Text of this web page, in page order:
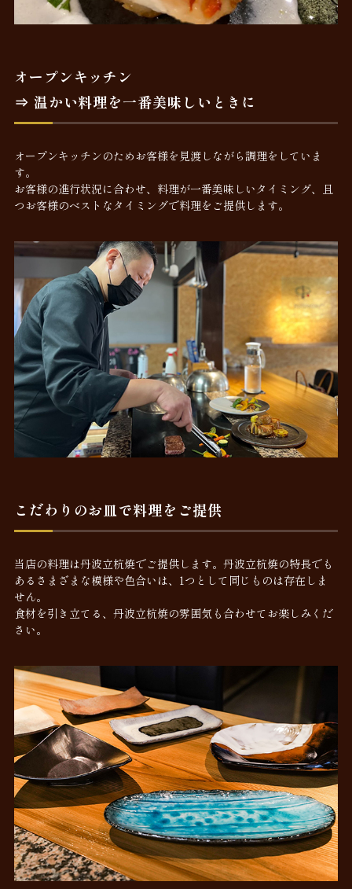
オープンキッチン
⇒ 温かい料理を一番美味しいときに
オープンキッチンのためお客様を見渡しながら調理をしていま
す。
お客様の進行状況に合わせ、料理が一番美味しいタイミング、且
つお客様のベストなタイミングで料理をご提供します。
こだわりのお皿で料理をご提供
当店の料理は丹波立杭焼でご提供します。丹波立杭焼の特長でも
あるさまざまな模様や色合いは、1つとして同じものは存在しま
せん。
食材を引き立てる、丹波立杭焼の雰囲気も合わせてお楽しみくだ
さい。